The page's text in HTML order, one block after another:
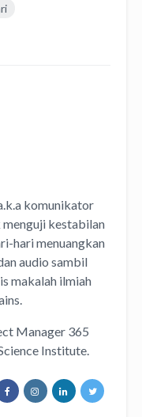
komunikator
menguji kestabilan
hari menuangkan
audio sambil
makalah ilmiah
Manager 365
Institute.